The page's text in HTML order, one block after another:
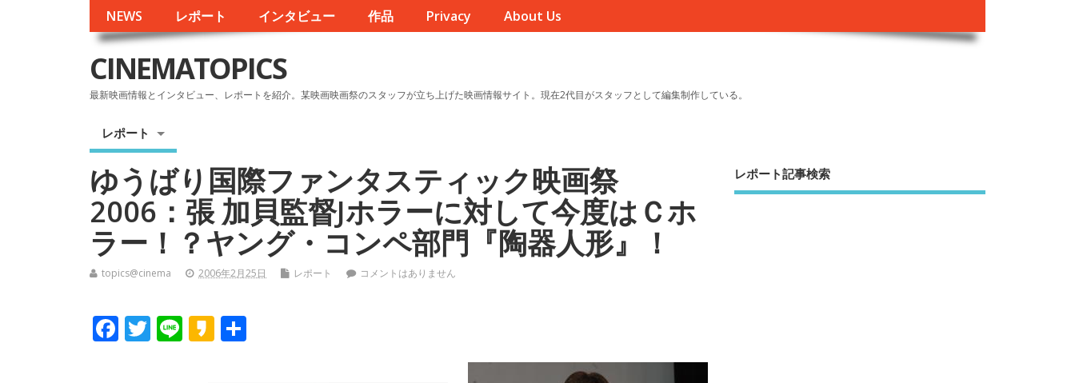
NEWS レポート インタビュー 作品 Privacy About Us
CINEMATOPICS
最新映画情報とインタビュー、レポートを紹介。某映画映画祭のスタッフが立ち上げた映画情報サイト。現在2代目がスタッフとして編集制作している。
レポート
ゆうばり国際ファンタスティック映画祭
2006：張 加貝監督Jホラーに対して今度はＣホ
ラー！？ヤング・コンペ部門『陶器人形』！
topics@cinema 2006年2月25日 レポート コメントはありません
F T Li K
レポート記事検索